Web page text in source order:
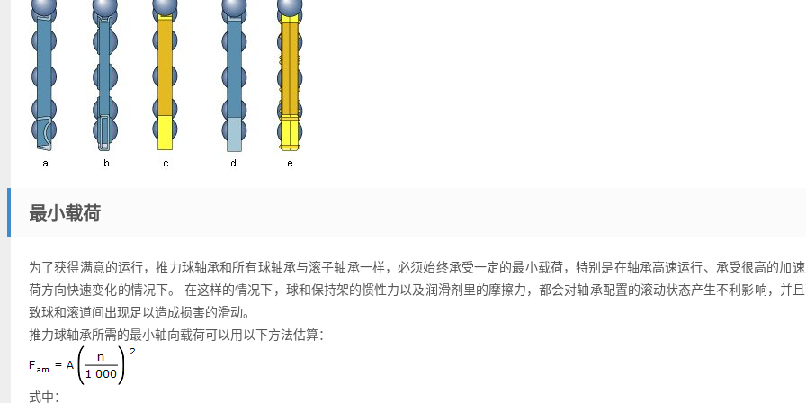
最小载荷
为了获得满意的运行，推力球轴承和所有球轴承与滚子轴承一样，必须始终承受一定的最小载荷，特别是在轴承高速运行、承受很高的加
荷方向快速变化的情况下。 在这样的情况下，球和保持架的惯性力以及润滑剂里的摩擦力，都会对轴承配置的滚动状态产生不利影响，并
致球和滚道间出现足以造成损害的滑动。
推力球轴承所需的最小轴向载荷可以用以下方法估算：
式中：